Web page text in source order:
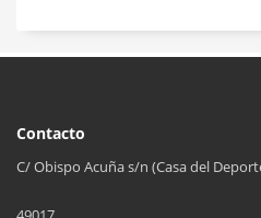
Contacto
C/ Obispo Acuña s/n (Casa del